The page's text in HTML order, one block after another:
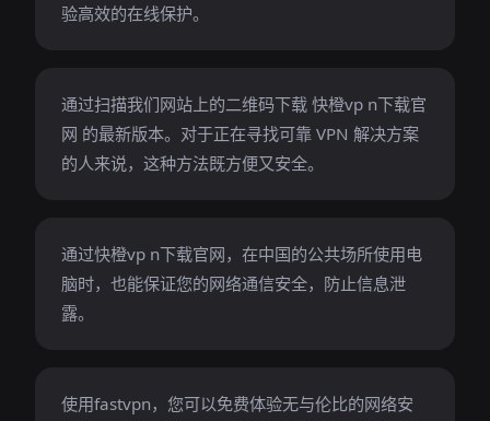
验高效的在线保护。
通过扫描我们网站上的二维码下载 快橙vp n下载官
网 的最新版本。对于正在寻找可靠 VPN 解决方案
的人来说，这种方法既方便又安全。
通过快橙vp n下载官网，在中国的公共场所使用电
脑时，也能保证您的网络通信安全，防止信息泄
露。
使用fastvpn，您可以免费体验无与伦比的网络安